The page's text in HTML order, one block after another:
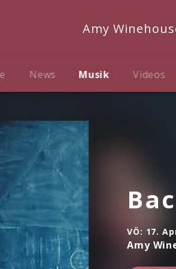
Amy
News Musik Videos
VÖ: 17.
Amy